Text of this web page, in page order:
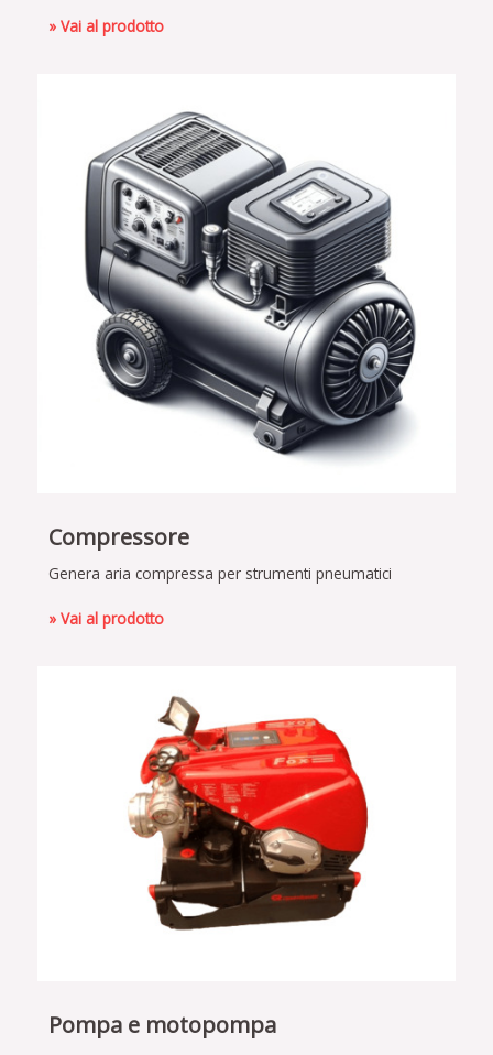
» Vai al prodotto
Compressore
Genera aria compressa per strumenti pneumatici
» Vai al prodotto
Pompa e motopompa